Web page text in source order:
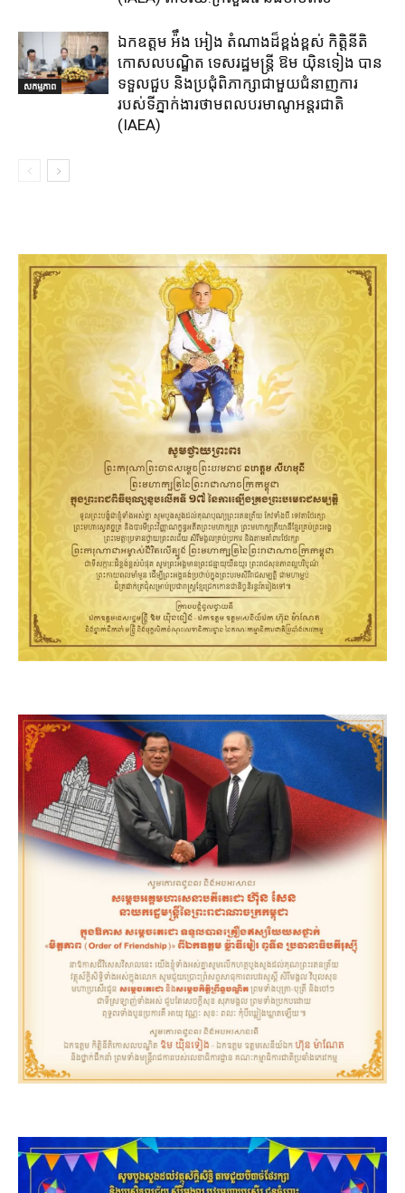
សកម្មភាព
ឯកឧត្តម អ៉ឹង អៀង តំណាងដ៏ខ្ពង់ខ្ពស់ កិត្តិនីតិ
កោសលបណ្ឌិត ទេសរដ្ឋមន្ត្រី ឱម យ៉ិនទៀង បាន
ទទួលជួប និងប្រជុំពិភាក្សាជាមួយជំនាញការ
របស់ទីភ្នាក់ងារថាមពលបរមាណូអន្តរជាតិ
(IAEA)